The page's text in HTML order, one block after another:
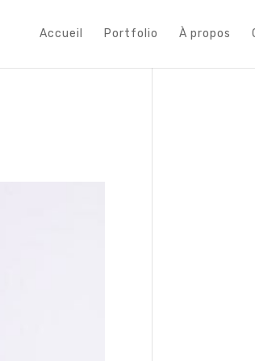
Accueil Portfolio À propos